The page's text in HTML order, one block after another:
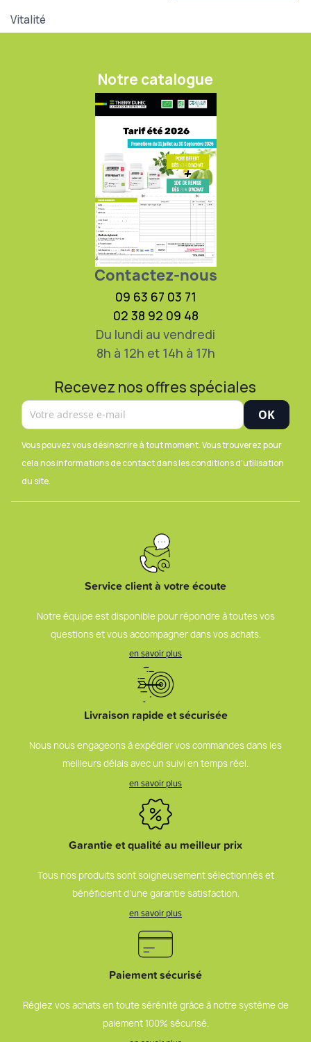
Vitalité
Notre catalogue
Contactez-nous
09 63 67 03 71
02 38 92 09 48
Du lundi au vendredi
8h à 12h et 14h à 17h
Recevez nos offres spéciales
Vous pouvez vous désinscrire à tout moment. Vous trouverez pour
cela nos informations de contact dans les conditions d'utilisation
du site.
Service client à votre écoute
Notre équipe est disponible pour répondre à toutes vos
questions et vous accompagner dans vos achats.
en savoir plus
Livraison rapide et sécurisée
Nous nous engageons à expédier vos commandes dans les
meilleurs délais avec un suivi en temps réel.
en savoir plus
Garantie et qualité au meilleur prix
Tous nos produits sont soigneusement sélectionnés et
bénéficient d’une garantie satisfaction.
en savoir plus
Paiement sécurisé
Réglez vos achats en toute sérénité grâce à notre système de
paiement 100% sécurisé.